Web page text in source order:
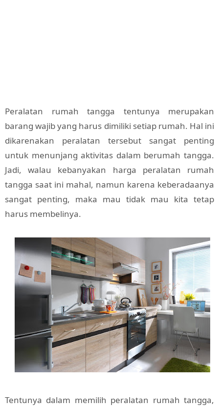
Peralatan rumah tangga tentunya merupakan
barang wajib yang harus dimiliki setiap rumah. Hal ini
dikarenakan peralatan tersebut sangat penting
untuk menunjang aktivitas dalam berumah tangga.
Jadi, walau kebanyakan harga peralatan rumah
tangga saat ini mahal, namun karena keberadaanya
sangat penting, maka mau tidak mau kita tetap
harus membelinya.
Tentunya dalam memilih peralatan rumah tangga,